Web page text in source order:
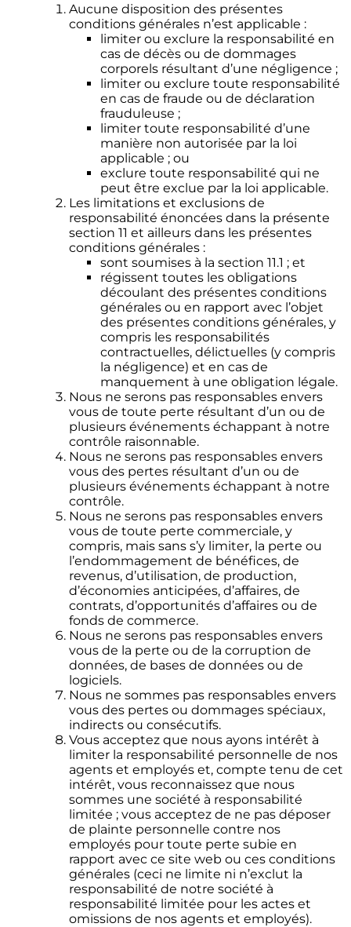
Aucune disposition des présentes
conditions générales n’est applicable :
limiter ou exclure la responsabilité en
cas de décès ou de dommages
corporels résultant d’une négligence ;
limiter ou exclure toute responsabilité
en cas de fraude ou de déclaration
frauduleuse ;
limiter toute responsabilité d’une
manière non autorisée par la loi
applicable ; ou
exclure toute responsabilité qui ne
peut être exclue par la loi applicable.
Les limitations et exclusions de
responsabilité énoncées dans la présente
section 11 et ailleurs dans les présentes
conditions générales :
sont soumises à la section 11.1 ; et
régissent toutes les obligations
découlant des présentes conditions
générales ou en rapport avec l’objet
des présentes conditions générales, y
compris les responsabilités
contractuelles, délictuelles (y compris
la négligence) et en cas de
manquement à une obligation légale.
Nous ne serons pas responsables envers
vous de toute perte résultant d’un ou de
plusieurs événements échappant à notre
contrôle raisonnable.
Nous ne serons pas responsables envers
vous des pertes résultant d’un ou de
plusieurs événements échappant à notre
contrôle.
Nous ne serons pas responsables envers
vous de toute perte commerciale, y
compris, mais sans s’y limiter, la perte ou
l’endommagement de bénéfices, de
revenus, d’utilisation, de production,
d’économies anticipées, d’affaires, de
contrats, d’opportunités d’affaires ou de
fonds de commerce.
Nous ne serons pas responsables envers
vous de la perte ou de la corruption de
données, de bases de données ou de
logiciels.
Nous ne sommes pas responsables envers
vous des pertes ou dommages spéciaux,
indirects ou consécutifs.
Vous acceptez que nous ayons intérêt à
limiter la responsabilité personnelle de nos
agents et employés et, compte tenu de cet
intérêt, vous reconnaissez que nous
sommes une société à responsabilité
limitée ; vous acceptez de ne pas déposer
de plainte personnelle contre nos
employés pour toute perte subie en
rapport avec ce site web ou ces conditions
générales (ceci ne limite ni n’exclut la
responsabilité de notre société à
responsabilité limitée pour les actes et
omissions de nos agents et employés).